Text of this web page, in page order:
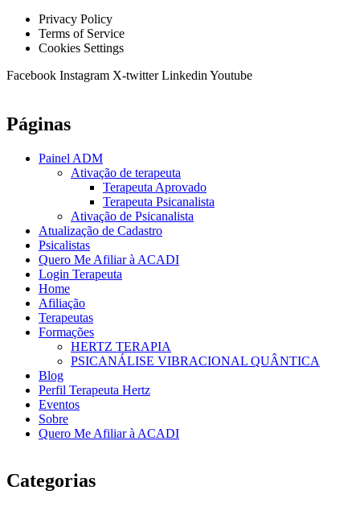
Privacy Policy
Terms of Service
Cookies Settings
Facebook Instagram X-twitter LinkedinYoutube
Páginas
Painel ADM
Ativação de terapeuta
Terapeuta Aprovado
Terapeuta Psicanalista
Ativação de Psicanalista
Atualização de Cadastro
Psicalistas
Quero Me Afiliar à ACADI
Login Terapeuta
Home
Afiliação
Terapeutas
Formações
HERTZ TERAPIA
PSICANÁLISE VIBRACIONAL QUÂNTICA
Blog
Perfil Terapeuta Hertz
Eventos
Sobre
Quero Me Afiliar à ACADI
Categorias